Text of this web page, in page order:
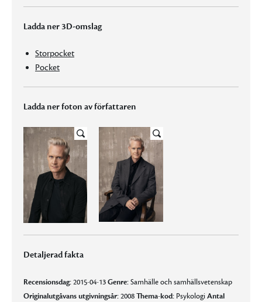
Ladda ner 3D-omslag
Storpocket
Pocket
Ladda ner foton av författaren
Detaljerad fakta
Recensionsdag:2015-04-13Genre:Samhälle och samhällsvetenskap
Originalutgåvans utgivningsår:2008Thema-kod: PsykologiAntal